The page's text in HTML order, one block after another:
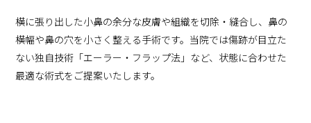
横に張り出した小鼻の余分な皮膚や組織を切除・縫合し、鼻の
横幅や鼻の穴を小さく整える手術です。当院では傷跡が目立た
ない独自技術「エーラー・フラップ法」など、状態に合わせた
最適な術式をご提案いたします。